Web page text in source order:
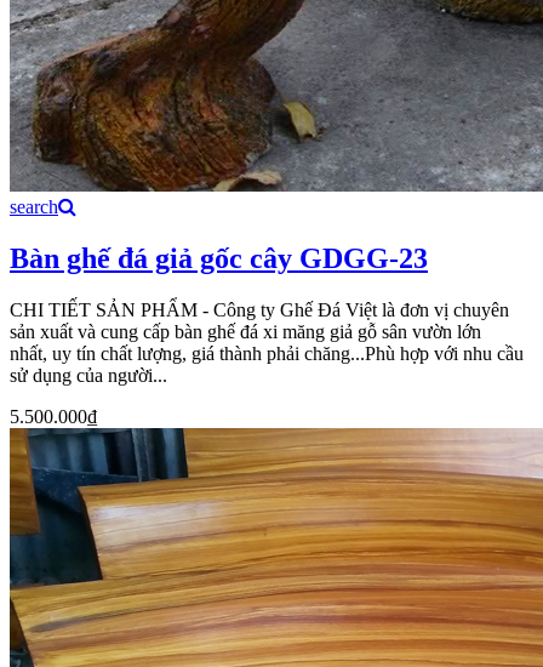
search
Bàn ghế đá giả gốc cây GDGG-23
CHI TIẾT SẢN PHẨM - Công ty Ghế Đá Việt là đơn vị chuyên
sản xuất và cung cấp bàn ghế đá xi măng giả gỗ sân vườn lớn
nhất, uy tín chất lượng, giá thành phải chăng...Phù hợp với nhu cầu
sử dụng của người...
5.500.000₫